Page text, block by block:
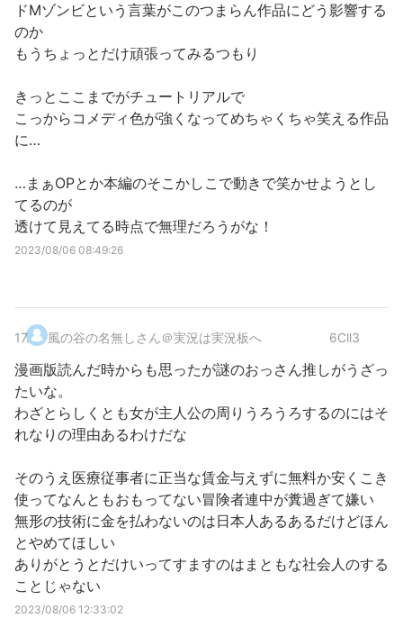
ドMゾンビという言葉がこのつまらん作品にどう影響する
のか
もうちょっとだけ頑張ってみるつもり
きっとここまでがチュートリアルで
こっからコメディ色が強くなってめちゃくちゃ笑える作品
に…
…まぁOPとか本編のそこかしこで動きで笑かせようとし
てるのが
透けて見えてる時点で無理だろうがな！
2023/08/06 08:49:26
17. 風の谷の名無しさん＠実況は実況板へ 6Cll3
漫画版読んだ時からも思ったが謎のおっさん推しがうざっ
たいな。
わざとらしくとも女が主人公の周りうろうろするのにはそ
れなりの理由あるわけだな
そのうえ医療従事者に正当な賃金与えずに無料か安くこき
使ってなんともおもってない冒険者連中が糞過ぎて嫌い
無形の技術に金を払わないのは日本人あるあるだけどほん
とやめてほしい
ありがとうとだけいってすますのはまともな社会人のする
ことじゃない
2023/08/06 12:33:02